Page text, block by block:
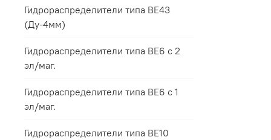
Гидрораспределители типа ВЕ43
(Ду-4мм)
Гидрораспределители типа ВЕ6 с 2
эл/маг.
Гидрораспределители типа ВЕ6 с 1
эл/маг.
Гидрораспределители типа ВЕ10